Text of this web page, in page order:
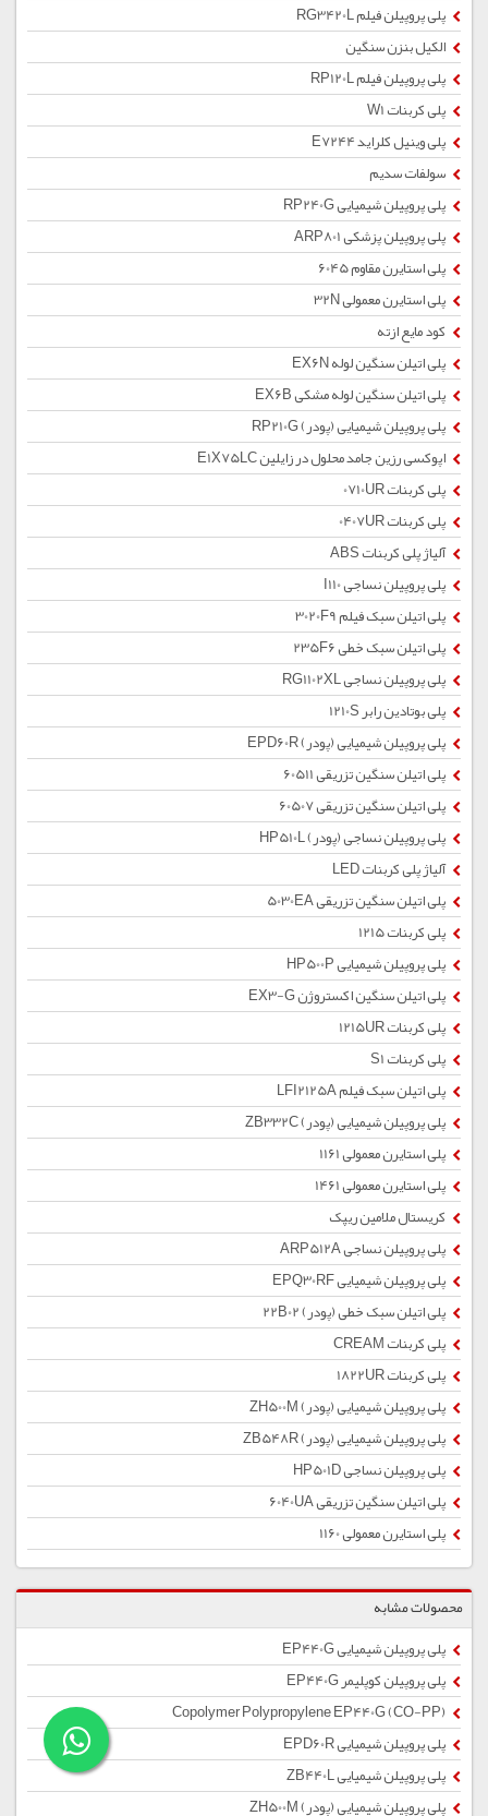
پلی پروپیلن فیلم RG3420L
الکیل بنزن سنگین
پلی پروپیلن فیلم RP120L
پلی کربنات W1
پلی وینیل کلراید E7244
سولفات سدیم
پلی پروپیلن شیمیایی RP240G
پلی پروپیلن پزشکی ARP801
پلی استایرن مقاوم 6045
پلی استایرن معمولی 32N
کود مایع ازته
پلی اتیلن سنگین لوله EX6N
پلی اتیلن سنگین لوله مشکی EX6B
پلی پروپیلن شیمیایی (پودر) RP210G
اپوکسی رزین جامد محلول در زایلین E1X75LC
پلی کربنات 0710UR
پلی کربنات 0407UR
آلیاژ پلی کربنات ABS
پلی پروپیلن نساجی I110
پلی اتیلن سبک فیلم 3020F9
پلی اتیلن سبک خطی 235F6
پلی پروپیلن نساجی RG1102XL
پلی بوتادین رابر 1210S
پلی پروپیلن شیمیایی (پودر) EPD60R
پلی اتیلن سنگین تزریقی 60511
پلی اتیلن سنگین تزریقی 60507
پلی پروپیلن نساجی (پودر) HP510L
آلیاژ پلی کربنات LED
پلی اتیلن سنگین تزریقی 5030EA
پلی کربنات 1215
پلی پروپیلن شیمیایی HP500P
پلی اتیلن سنگین اکستروژن EX3-G
پلی کربنات 1215UR
پلی کربنات S1
پلی اتیلن سبک فیلم LFI2125A
پلی پروپیلن شیمیایی (پودر) ZB332C
پلی استایرن معمولی 1161
پلی استایرن معمولی 1461
کریستال ملامین ریپک
پلی پروپیلن نساجی ARP512A
پلی پروپیلن شیمیایی EPQ30RF
پلی اتیلن سبک خطی (پودر) 22B02
پلی کربنات CREAM
پلی کربنات 1822UR
پلی پروپیلن شیمیایی (پودر) ZH500M
پلی پروپیلن شیمیایی (پودر) ZB548R
پلی پروپیلن نساجی HP501D
پلی اتیلن سنگین تزریقی 6040UA
پلی استایرن معمولی 1160
محصولات مشابه
پلی پروپیلن شیمیایی EP440G
پلی پروپیلن کوپلیمر EP440G
پلی پروپیلن شیمیایی EPD60R
پلی پروپیلن شیمیایی ZB440L
پلی پروپیلن شیمیایی (پودر) ZH500M